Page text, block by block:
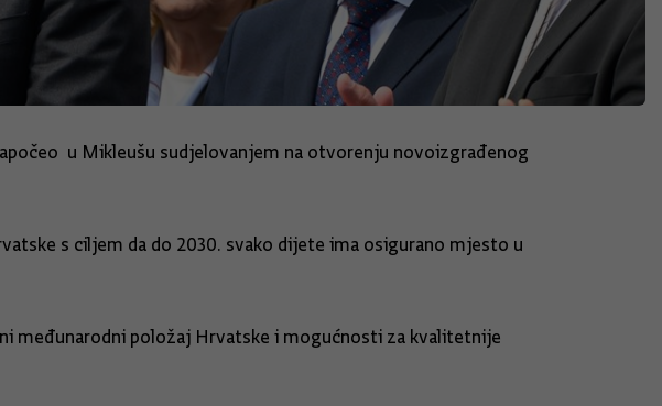
u Mikleušu sudjelovanjem na otvorenju novoizgrađenog
s ciljem da do 2030. svako dijete ima osigurano mjesto u
međunarodni položaj Hrvatske i mogućnosti za kvalitetnije